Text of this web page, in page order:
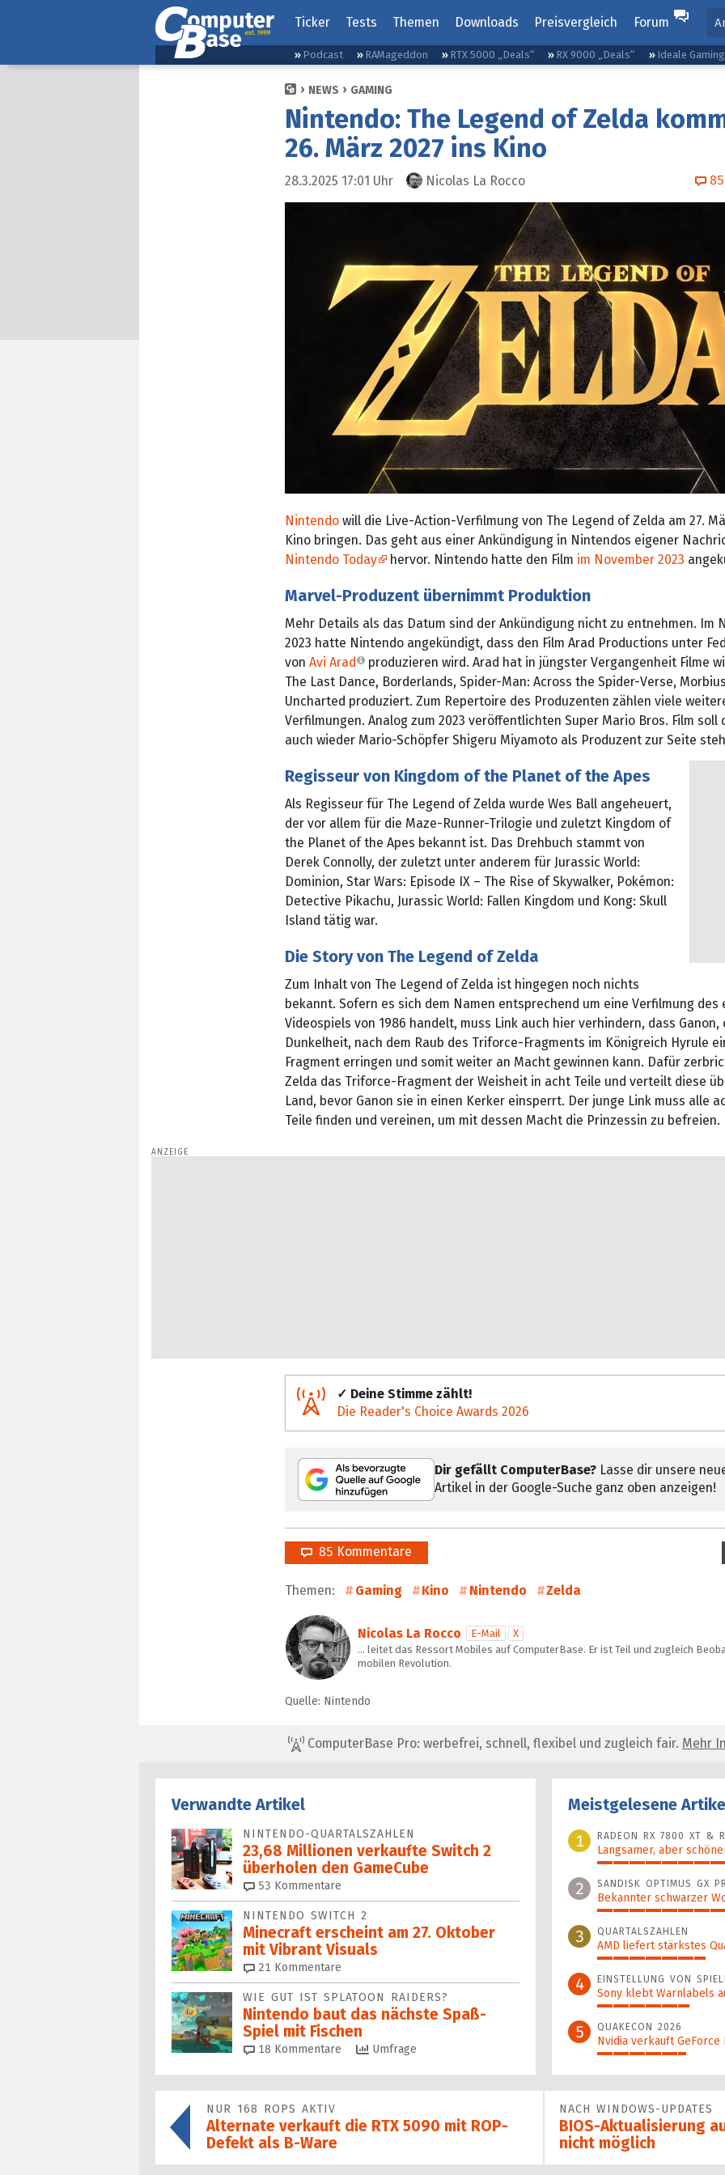
Ticker Tests Themen Downloads Preisvergleich Forum
Podcast RAMageddon RTX 5000 „Deals“ RX 9000 „Deals“ Ideale
NEWS GAMING
Nintendo: The Legend of Zelda
26. März 2027 ins Kino
28.3.2025 17:01 Uhr Nicolas La Rocco 85
Nintendo will die Live-Action-Verfilmung von The Legend of Zelda am 27.
Kino bringen. Das geht aus einer Ankündigung in Nintendos eigener
Nintendo Today
hervor. Nintendo hatte den Film im November 2023
Marvel-Produzent übernimmt Produktion
Mehr Details als das Datum sind der Ankündigung nicht zu entnehmen. Im
2023 hatte Nintendo angekündigt, dass den Film Arad Productions unter
von Avi Arad
produzieren wird. Arad hat in jüngster Vergangenheit Filme
The Last Dance, Borderlands, Spider-Man: Across the Spider-Verse,
Uncharted produziert. Zum Repertoire des Produzenten zählen viele
Verfilmungen. Analog zum 2023 veröffentlichten Super Mario Bros. Film soll
auch wieder Mario-Schöpfer Shigeru Miyamoto als Produzent zur Seite
Regisseur von Kingdom of the Planet of the Apes
Als Regisseur für The Legend of Zelda wurde Wes Ball angeheuert,
der vor allem für die Maze-Runner-Trilogie und zuletzt Kingdom of
the Planet of the Apes bekannt ist. Das Drehbuch stammt von
Derek Connolly, der zuletzt unter anderem für Jurassic World:
Dominion, Star Wars: Episode IX – The Rise of Skywalker, Pokémon:
Detective Pikachu, Jurassic World: Fallen Kingdom und Kong: Skull
Island tätig war.
Die Story von The Legend of Zelda
Zum Inhalt von The Legend of Zelda ist hingegen noch nichts
bekannt. Sofern es sich dem Namen entsprechend um eine Verfilmung des
Videospiels von 1986 handelt, muss Link auch hier verhindern, dass Ganon,
Dunkelheit, nach dem Raub des Triforce-Fragments im Königreich Hyrule
Fragment erringen und somit weiter an Macht gewinnen kann. Dafür
Zelda das Triforce-Fragment der Weisheit in acht Teile und verteilt diese
Land, bevor Ganon sie in einen Kerker einsperrt. Der junge Link muss alle
Teile finden und vereinen, um mit dessen Macht die Prinzessin zu befreien.
✓ Deine Stimme zählt!
Die Reader's Choice Awards 2026
Dir gefällt ComputerBase? Lasse dir unsere
Artikel in der Google-Suche ganz oben anzeigen!
85 Kommentare
Themen: Gaming Kino Nintendo Zelda
Nicolas La Rocco E-Mail
X
… leitet das Ressort Mobiles auf ComputerBase. Er ist Teil und zugleich
mobilen Revolution.
Quelle: Nintendo
ComputerBase Pro: werbefrei, schnell, flexibel und zugleich fair. Mehr
Verwandte Artikel
NINTENDO-QUARTALSZAHLEN
23,68 Millionen verkaufte Switch 2
überholen den GameCube
53 Kommentare
NINTENDO SWITCH 2
Minecraft erscheint am 27. Oktober
mit Vibrant Visuals
21 Kommentare
WIE GUT IST SPLATOON RAIDERS?
Nintendo baut das nächste Spaß-
Spiel mit Fischen
18 Kommentare Umfrage
Meistgelesene
1
RADEON RX 7800 XT &
Langsamer, aber
100%
2 SANDISK OPTIMUS GX
Bekannter schwarzer
46%
3 QUARTALSZAHLEN
AMD liefert stärkstes
34%
4 EINSTELLUNG VON
Sony klebt Warnlabels
29%
5 QUAKECON 2026
Nvidia verkauft GeForce
28%
NUR 168 ROPS AKTIV
Alternate verkauft die RTX 5090 mit ROP-
Defekt als B-Ware
NACH WINDOWS-UPDATES
BIOS-Aktualisierung
nicht möglich